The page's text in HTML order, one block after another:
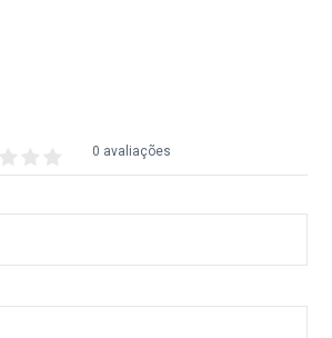
0 avaliações